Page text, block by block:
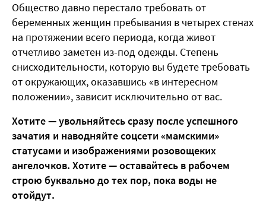
Общество давно перестало требовать от
беременных женщин пребывания в четырех стенах
на протяжении всего периода, когда живот
отчетливо заметен из-под одежды. Степень
снисходительности, которую вы будете требовать
от окружающих, оказавшись «в интересном
положении», зависит исключительно от вас.
Хотите — увольняйтесь сразу после успешного
зачатия и наводняйте соцсети «мамскими»
статусами и изображениями розовощеких
ангелочков. Хотите — оставайтесь в рабочем
строю буквально до тех пор, пока воды не
отойдут.